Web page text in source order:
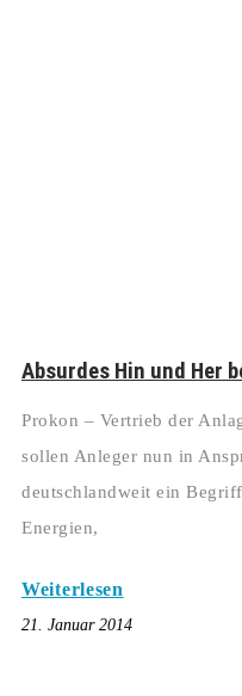
Absurdes Hin und Her
Prokon – Vertrieb der
sollen Anleger nun in
deutschlandweit ein
Energien,
Weiterlesen
21. Januar 2014